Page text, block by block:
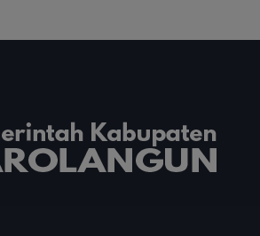
Menyatukan Harapan untuk